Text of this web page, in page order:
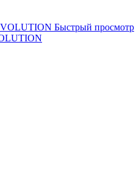
Быстрый просмотр